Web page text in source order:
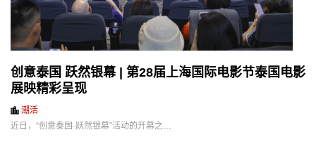
创意泰国 跃然银幕 | 第28届上海国际电影节泰国电影
展映精彩呈现
潮活
近日，“创意泰国·跃然银幕”活动的开幕之…